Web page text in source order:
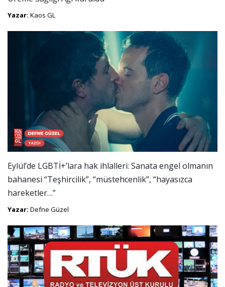
Yazar: Kaos GL
Eylül’de LGBTİ+’lara hak ihlalleri: Sanata engel olmanın
bahanesi “Teşhircilik”, “müstehcenlik”, “hayasızca
hareketler…”
Yazar: Defne Güzel